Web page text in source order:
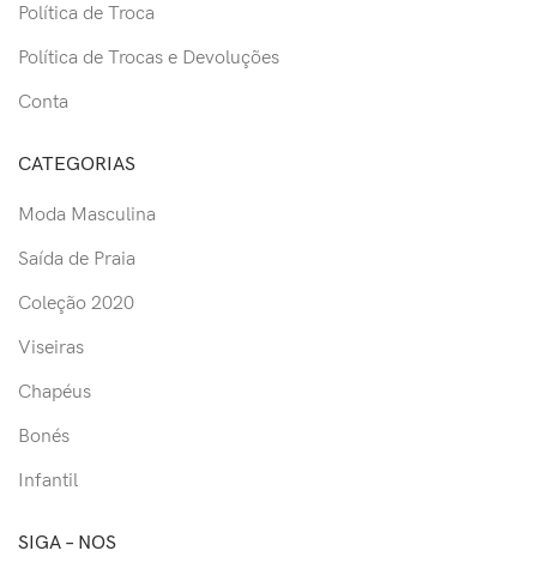
Política de Troca
Política de Trocas e Devoluções
Conta
CATEGORIAS
Moda Masculina
Saída de Praia
Coleção 2020
Viseiras
Chapéus
Bonés
Infantil
SIGA – NOS